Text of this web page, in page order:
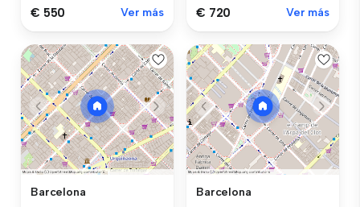
€ 550 Ver más € 720 Ver más
Barcelona Barcelona